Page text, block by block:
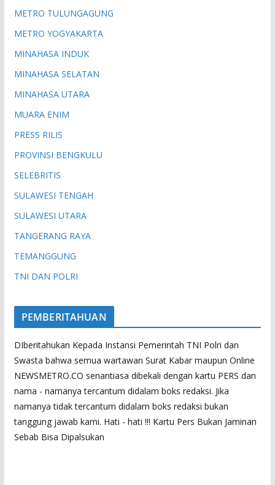
METRO TULUNGAGUNG
METRO YOGYAKARTA
MINAHASA INDUK
MINAHASA SELATAN
MINAHASA UTARA
MUARA ENIM
PRESS RILIS
PROVINSI BENGKULU
SELEBRITIS
SULAWESI TENGAH
SULAWESI UTARA
TANGERANG RAYA
TEMANGGUNG
TNI DAN POLRI
PEMBERITAHUAN
DIberitahukan Kepada Instansi Pemerintah TNI Polri dan
Swasta bahwa semua wartawan Surat Kabar maupun Online
NEWSMETRO.CO senantiasa dibekali dengan kartu PERS dan
nama - namanya tercantum didalam boks redaksi. Jika
namanya tidak tercantum didalam boks redaksi bukan
tanggung jawab kami. Hati - hati !!! Kartu Pers Bukan Jaminan
Sebab Bisa Dipalsukan